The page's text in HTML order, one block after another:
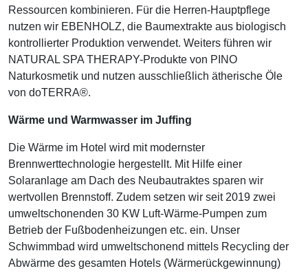
Ressourcen kombinieren. Für die Herren-Hauptpflege
nutzen wir EBENHOLZ, die Baumextrakte aus biologisch
kontrollierter Produktion verwendet. Weiters führen wir
NATURAL SPA THERAPY-Produkte von PINO
Naturkosmetik und nutzen ausschließlich ätherische Öle
von doTERRA®.
Wärme und Warmwasser im Juffing
Die Wärme im Hotel wird mit modernster
Brennwerttechnologie hergestellt. Mit Hilfe einer
Solaranlage am Dach des Neubautraktes sparen wir
wertvollen Brennstoff. Zudem setzen wir seit 2019 zwei
umweltschonenden 30 KW Luft-Wärme-Pumpen zum
Betrieb der Fußbodenheizungen etc. ein. Unser
Schwimmbad wird umweltschonend mittels Recycling der
Abwärme des gesamten Hotels (Wärmerückgewinnung)